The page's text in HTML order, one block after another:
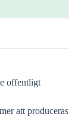
offentligt
att produceras